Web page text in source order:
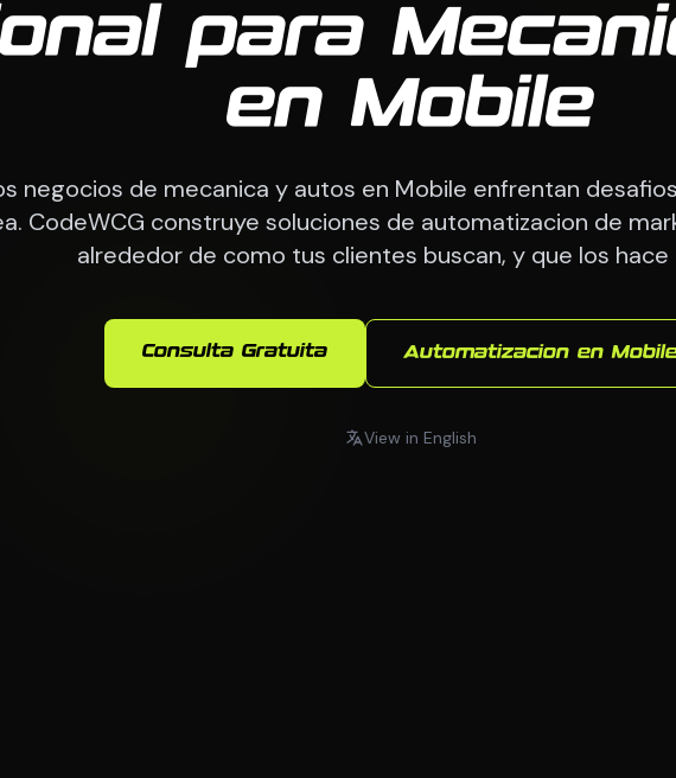
para
en Mobile
negocios de mecanica y autos en Mobile enfrentan
CodeWCG construye soluciones de automatizacion de
alrededor de como tus clientes buscan, y que los hace
Consulta Gratuita Automatizacion en
View in English